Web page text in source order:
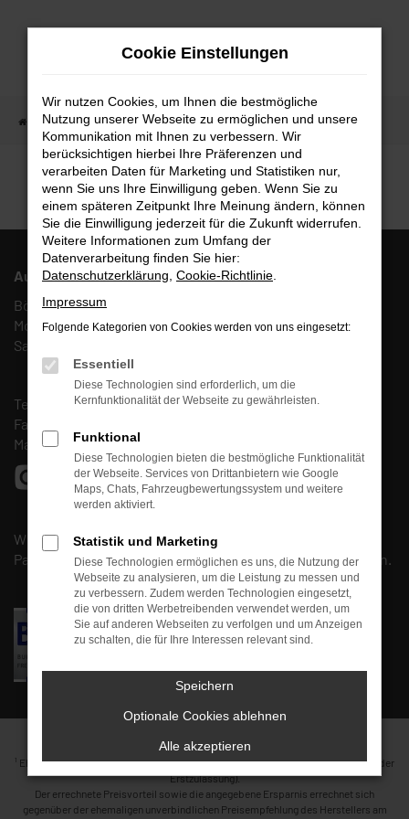
Zum
Startseite Fahrzeugangebote Fahrzeugmarkt
Fahrzeugmarkt
Autohaus Fulda West AFW GmbH & Co. KG
Böcklerstr. 27, 36041 Fulda
Mo. – Fr.: 10:00 – 18:00 Uhr
Sa.: 10:00 – 13:00 Uhr
Tel.:
(0661) 67 90 88 0
Fax: (0661) 67 90 88 30
Mail:info@autohaus-fulda-west.de
Wir sind Mitglied beim BVfKund arbeiten mit unserem
Partner, derKfz-Meisterwerkstatt Kirschmann, zusammen.
1 Ehemaliger Neupreis (Unverbindliche Preisempfehlung des Herstellers am Tag der
Erstzulassung).
Der errechnete Preisvorteil sowie die angegebene Ersparnis errechnet sich
gegenüber der ehemaligen unverbindlichen Preisempfehlung des Herstellers am
Cookie Einstellungen
Wir nutzen Cookies, um Ihnen die bestmögliche
Nutzung unserer Webseite zu ermöglichen und unsere
Kommunikation mit Ihnen zu verbessern. Wir
berücksichtigen hierbei Ihre Präferenzen und
verarbeiten Daten für Marketing und Statistiken nur,
wenn Sie uns Ihre Einwilligung geben. Wenn Sie zu
einem späteren Zeitpunkt Ihre Meinung ändern, können
Sie die Einwilligung jederzeit für die Zukunft widerrufen.
Weitere Informationen zum Umfang der
Datenverarbeitung finden Sie hier:
Datenschutzerklärung Cookie-Richtlinie
Impressum
Folgende Kategorien von Cookies werden von uns eingesetzt:
Essentiell
Diese Technologien sind erforderlich, um die
Kernfunktionalität der Webseite zu gewährleisten.
Funktional
Diese Technologien bieten die bestmögliche Funktionalität
der Webseite. Services von Drittanbietern wie Google
Maps, Chats, Fahrzeugbewertungssystem und weitere
werden aktiviert.
Statistik und Marketing
Diese Technologien ermöglichen es uns, die Nutzung der
Webseite zu analysieren, um die Leistung zu messen und
zu verbessern. Zudem werden Technologien eingesetzt,
die von dritten Werbetreibenden verwendet werden, um
Sie auf anderen Webseiten zu verfolgen und um Anzeigen
zu schalten, die für Ihre Interessen relevant sind.
Speichern
Optionale Cookies ablehnen
Alle akzeptieren